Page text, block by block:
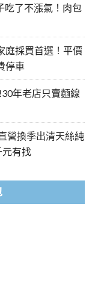
吃了不漲氣！肉包
庭採買首選！平價
停車
年老店只賣麵線
營換季出清天絲純
元有找